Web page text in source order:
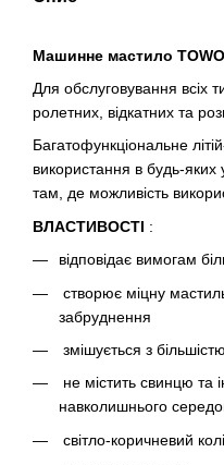
Машинне мастило
Для обслуговування всіх
ролетних, відкатних та
Багатофункціональне
використання в будь-
там, де можливість
ВЛАСТИВОСТІ :
відповідає вимогам
створює міцну
забруднення
змішується з
не містить свинцю та
навколишнього
світло-коричневий